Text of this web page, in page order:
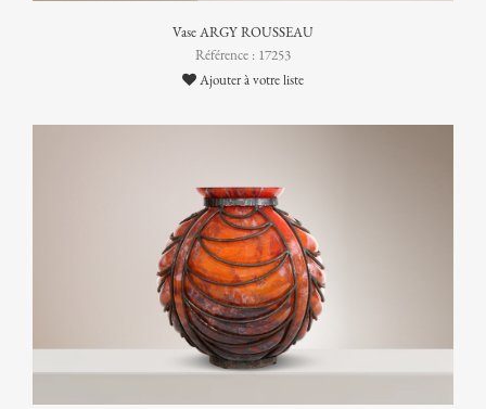
Vase ARGY ROUSSEAU
Référence : 17253
Ajouter à votre liste